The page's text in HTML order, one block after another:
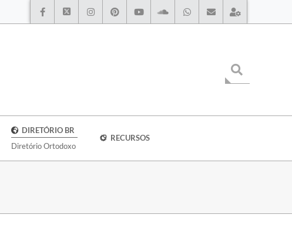
DIRETÓRIO BR
Diretório Ortodoxo
RECURSOS